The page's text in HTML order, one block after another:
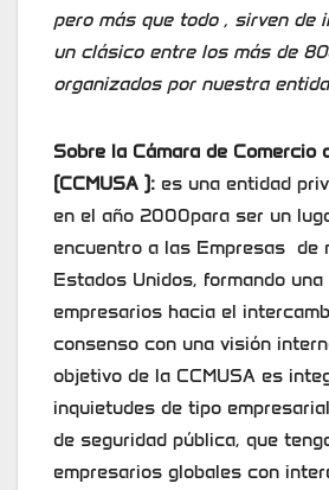
pero más que todo , sirven de
un clásico entre los más de
organizados por nuestra
Sobre la Cámara de Comercio
(CCMUSA ): es una entidad
en el año 2000para ser un
encuentro a las Empresas de
Estados Unidos, formando
empresarios hacia el
consenso con una visión
objetivo de la CCMUSA es
inquietudes de tipo
de seguridad pública, que
empresarios globales con